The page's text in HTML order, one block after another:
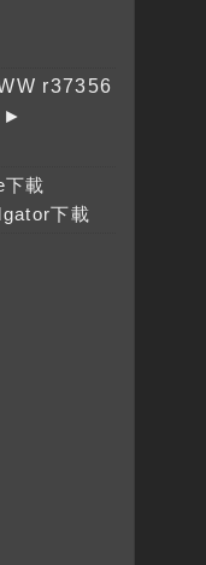
r37356
►